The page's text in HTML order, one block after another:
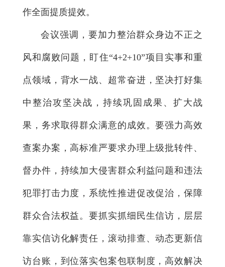
作全面提质提效。
会议强调，要加力整治群众身边不正之
风和腐败问题，盯住“4+2+10”项目实事和重
点领域，背水一战、超常奋进，坚决打好集
中整治攻坚决战，持续巩固成果、扩大战
果，务求取得群众满意的成效。要强力高效
查案办案，高标准严要求办理上级批转件、
督办件，持续加大侵害群众利益问题和违法
犯罪打击力度，系统性推进促改促治，保障
群众合法权益。要抓实抓细民生信访，层层
靠实信访化解责任，滚动排查、动态更新信
访台账，到位落实包案包联制度，高效解决